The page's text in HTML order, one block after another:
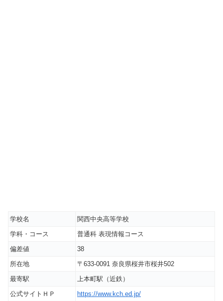
学校名
関西中央高等学校
学科・コース
普通科 表現情報コース
偏差値
38
所在地
〒633-0091 奈良県桜井市桜井502
最寄駅
上本町駅（近鉄）
公式サイトＨＰ
https://www.kch.ed.jp/